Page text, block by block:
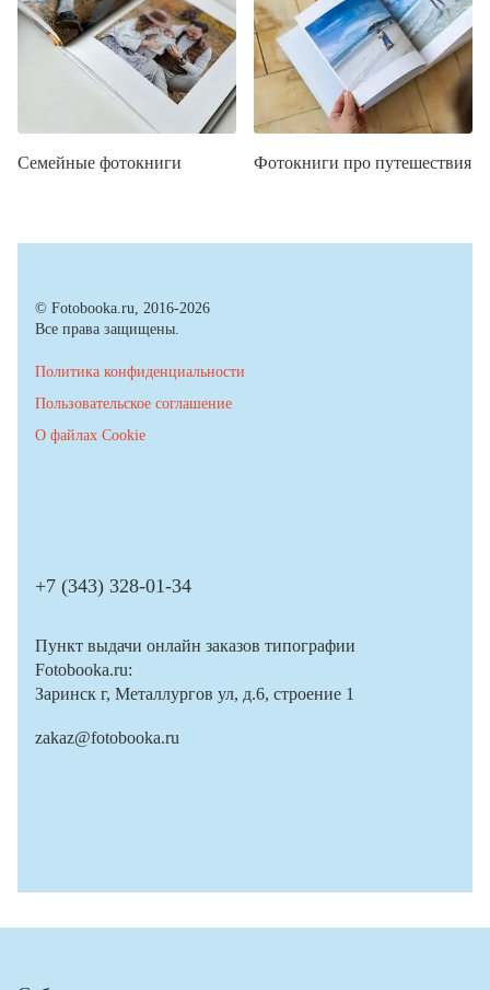
Семейные фотокниги Фотокниги про путешествия
© Fotobooka.ru, 2016-2026
Все права защищены.
Политика конфиденциальности
Пользовательское соглашение
О файлах Cookie
+7 (343) 328-01-34
Пункт выдачи онлайн заказов типографии
Fotobooka.ru:
Заринск г, Металлургов ул, д.6, строение 1
zakaz@fotobooka.ru